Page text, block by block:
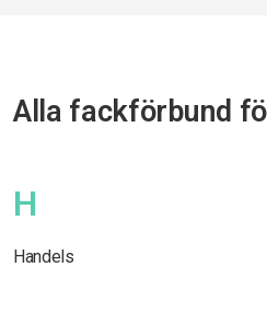
Alla fackförbund
H
Handels